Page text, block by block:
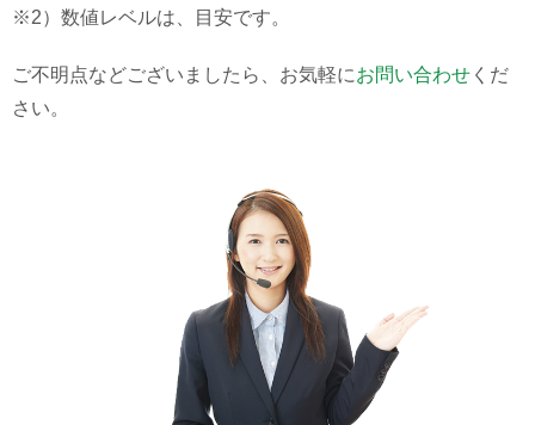
※2）数値レベルは、目安です。
ご不明点などございましたら、お気軽にお問い合わせ くだ
さい。